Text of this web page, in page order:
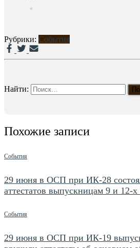
Рубрики: События
Найти:
Похожие записи
События
29 июня в ОСП при ИК-28
аттестатов выпускницам 9 и 12-х
События
29 июня в ОСП при ИК-19